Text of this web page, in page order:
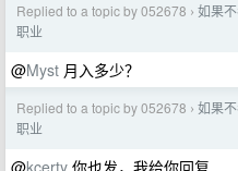
Replied to a topic by 052678 › 如果
职业
@Myst 月入多少？
Replied to a topic by 052678 › 如果
职业
@kcerty 你也发，我给你回复